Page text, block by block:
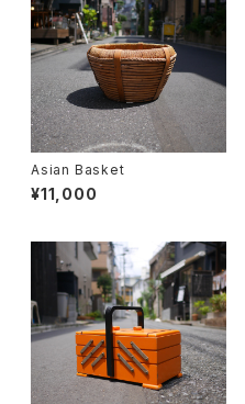
Asian Basket
¥11,000